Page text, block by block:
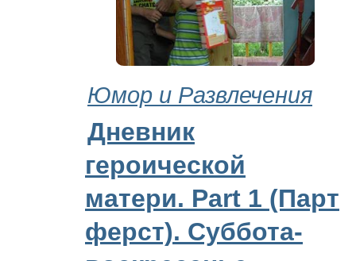
Юмор и Развлечения
Дневник
героической
матери. Part 1 (Парт
ферст). Суббота-